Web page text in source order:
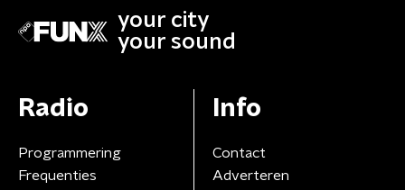
your city
your sound
Radio
Programmering
Frequenties
Info
Contact
Adverteren